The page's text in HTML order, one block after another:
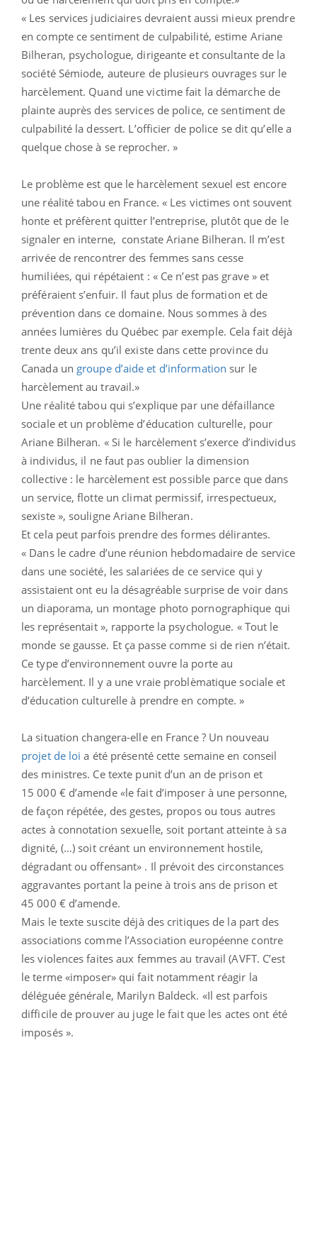
« Les services judiciaires devraient aussi mieux prendre
en compte ce sentiment de culpabilité, estime Ariane
Bilheran, psychologue, dirigeante et consultante de la
société Sémiode, auteure de plusieurs ouvrages sur le
harcèlement. Quand une victime fait la démarche de
plainte auprès des services de police, ce sentiment de
culpabilité la dessert. L’officier de police se dit qu’elle a
quelque chose à se reprocher. »
Le problème est que le harcèlement sexuel est encore
une réalité tabou en France. « Les victimes ont souvent
honte et préfèrent quitter l’entreprise, plutôt que de le
signaler en interne, constate Ariane Bilheran. Il m’est
arrivée de rencontrer des femmes sans cesse
humiliées, qui répétaient : « Ce n’est pas grave » et
préféraient s’enfuir. Il faut plus de formation et de
prévention dans ce domaine. Nous sommes à des
années lumières du Québec par exemple. Cela fait déjà
trente deux ans qu’il existe dans cette province du
Canada un groupe d’aide et d’information sur le
harcèlement au travail.»
Une réalité tabou qui s’explique par une défaillance
sociale et un problème d’éducation culturelle, pour
Ariane Bilheran. « Si le harcèlement s’exerce d’individus
à individus, il ne faut pas oublier la dimension
collective : le harcèlement est possible parce que dans
un service, flotte un climat permissif, irrespectueux,
sexiste », souligne Ariane Bilheran.
Et cela peut parfois prendre des formes délirantes.
« Dans le cadre d’une réunion hebdomadaire de service
dans une société, les salariées de ce service qui y
assistaient ont eu la désagréable surprise de voir dans
un diaporama, un montage photo pornographique qui
les représentait », rapporte la psychologue. « Tout le
monde se gausse. Et ça passe comme si de rien n’était.
Ce type d’environnement ouvre la porte au
harcèlement. Il y a une vraie problèmatique sociale et
d’éducation culturelle à prendre en compte. »
La situation changera-elle en France ? Un nouveau
projet de loi a été présenté cette semaine en conseil
des ministres. Ce texte punit d’un an de prison et
15 000 € d’amende «le fait d’imposer à une personne,
de façon répétée, des gestes, propos ou tous autres
actes à connotation sexuelle, soit portant atteinte à sa
dignité, (…) soit créant un environnement hostile,
dégradant ou offensant» . Il prévoit des circonstances
aggravantes portant la peine à trois ans de prison et
45 000 € d’amende.
Mais le texte suscite déjà des critiques de la part des
associations comme l’Association européenne contre
les violences faites aux femmes au travail (AVFT. C’est
le terme «imposer» qui fait notamment réagir la
déléguée générale, Marilyn Baldeck. «Il est parfois
difficile de prouver au juge le fait que les actes ont été
imposés ».